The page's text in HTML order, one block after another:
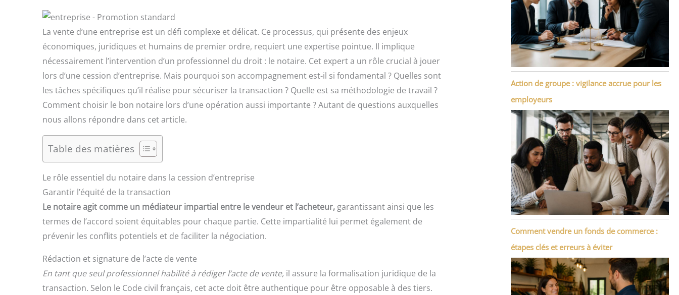
La vente d’une entreprise est un défi complexe et délicat. Ce processus, qui présente des enjeux
économiques, juridiques et humains de premier ordre, requiert une expertise pointue. Il implique
nécessairement l’intervention d’un professionnel du droit : le notaire. Cet expert a un rôle crucial à jouer
lors d’une cession d’entreprise. Mais pourquoi son accompagnement est-il si fondamental ? Quelles sont
les tâches spécifiques qu’il réalise pour sécuriser la transaction ? Quelle est sa méthodologie de travail ?
Comment choisir le bon notaire lors d’une opération aussi importante ? Autant de questions auxquelles
nous allons répondre dans cet article.
Table des matières
Le rôle essentiel du notaire dans la cession d’entreprise
Garantir l’équité de la transaction
Le notaire agit comme un médiateur impartial entre le vendeur et l’acheteur, garantissant ainsi que les
termes de l’accord soient équitables pour chaque partie. Cette impartialité lui permet également de
prévenir les conflits potentiels et de faciliter la négociation.
Rédaction et signature de l’acte de vente
En tant que seul professionnel habilité à rédiger l’acte de vente, il assure la formalisation juridique de la
transaction. Selon le Code civil français, cet acte doit être authentique pour être opposable à des tiers.
Action de groupe : vigilance accrue pour les
employeurs
Comment vendre un fonds de commerce :
étapes clés et erreurs à éviter